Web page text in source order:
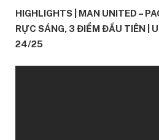
HIGHLIGHTS | MAN UNITED –
RỰC SÁNG, 3 ĐIỂM ĐẦU TIÊN |
24/25